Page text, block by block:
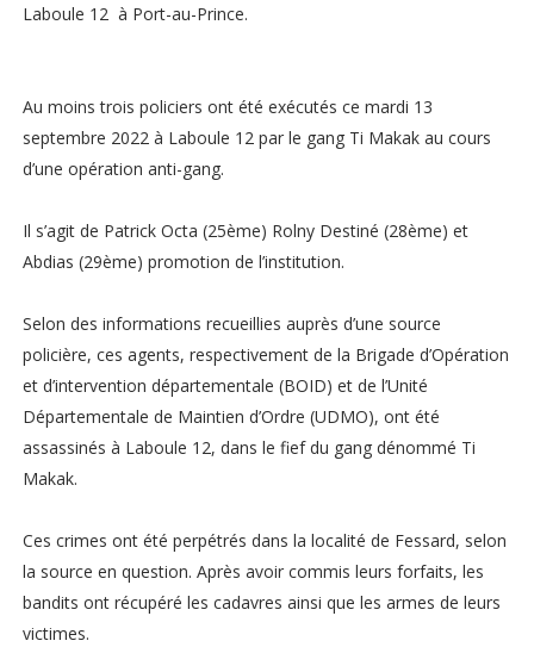
Laboule 12 à Port-au-Prince.
Au moins trois policiers ont été exécutés ce mardi 13
septembre 2022 à Laboule 12 par le gang Ti Makak au cours
d’une opération anti-gang.
Il s’agit de Patrick Octa (25ème) Rolny Destiné (28ème) et
Abdias (29ème) promotion de l’institution.
Selon des informations recueillies auprès d’une source
policière, ces agents, respectivement de la Brigade d’Opération
et d’intervention départementale (BOID) et de l’Unité
Départementale de Maintien d’Ordre (UDMO), ont été
assassinés à Laboule 12, dans le fief du gang dénommé Ti
Makak.
Ces crimes ont été perpétrés dans la localité de Fessard, selon
la source en question. Après avoir commis leurs forfaits, les
bandits ont récupéré les cadavres ainsi que les armes de leurs
victimes.